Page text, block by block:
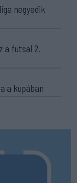
negyedik
a futsal 2.
a kupában